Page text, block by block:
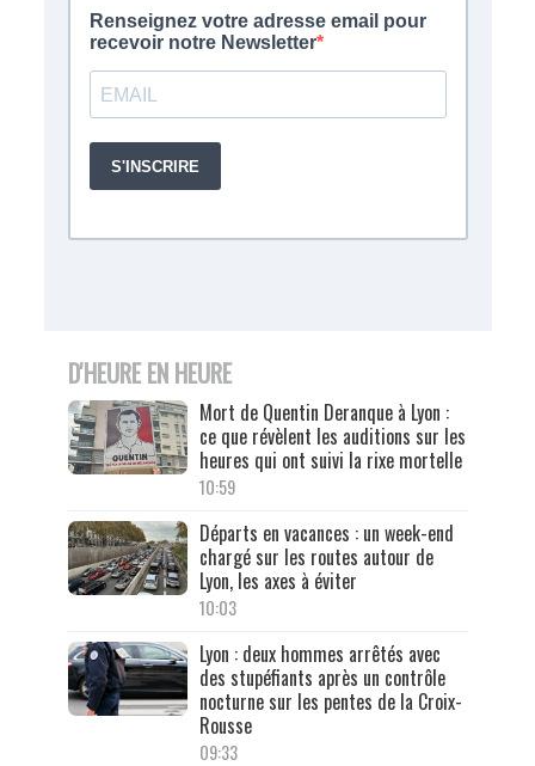
D'HEURE EN HEURE
Mort de Quentin Deranque à Lyon :
ce que révèlent les auditions sur les
heures qui ont suivi la rixe mortelle
10:59
Départs en vacances : un week-end
chargé sur les routes autour de
Lyon, les axes à éviter
10:03
Lyon : deux hommes arrêtés avec
des stupéfiants après un contrôle
nocturne sur les pentes de la Croix-
Rousse
09:33